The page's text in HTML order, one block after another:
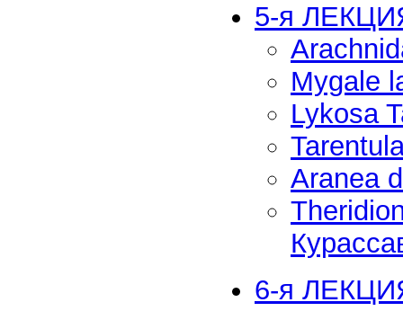
5-я
Mygale
Lykosa
Aranea
6-я